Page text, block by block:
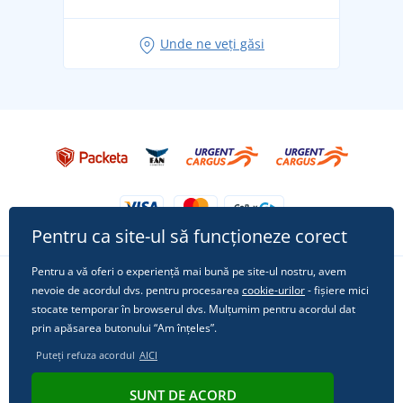
Tricoul preferat City în rol principal: ținute pentru
Unde ne veți găsi
Urmărește-ne pe rețelele sociale
© 2011 - 2026, Dual Trade s.r.o. | Din punct de vedere tehnic oferă
Pentru ca site-ul să funcționeze corect
Pentru a vă oferi o experiență mai bună pe site-ul nostru, avem
nevoie de acordul dvs. pentru procesarea cookie-urilor- fișiere mici
stocate temporar în browserul dvs. Mulțumim pentru acordul dat
prin apăsarea butonului “Am înțeles”.
Puteți refuza acordul AICI
SUNT DE ACORD